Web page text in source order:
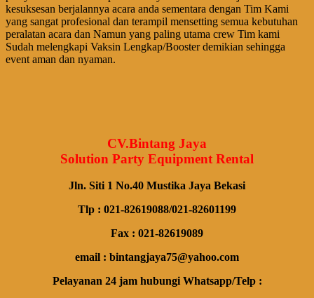
kesuksesan berjalannya acara anda sementara dengan Tim Kami
yang sangat profesional dan terampil mensetting semua kebutuhan
peralatan acara dan Namun yang paling utama crew Tim kami
Sudah melengkapi Vaksin Lengkap/Booster demikian sehingga
event aman dan nyaman.
CV.Bintang Jaya
Solution Party Equipment Rental
Jln. Siti 1 No.40 Mustika Jaya Bekasi
Tlp : 021-82619088/021-82601199
Fax : 021-82619089
email : bintangjaya75@yahoo.com
Pelayanan 24 jam hubungi Whatsapp/Telp :